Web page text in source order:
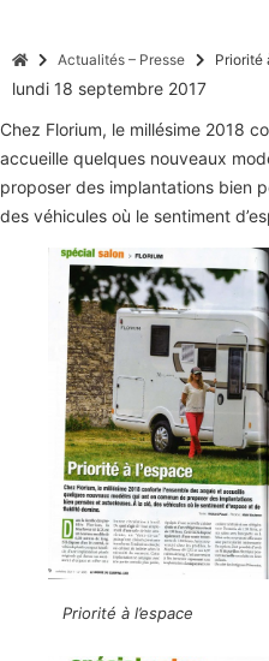
Actualités – Presse Priorité
lundi 18 septembre 2017
Chez Florium, le millésime 2018
accueille quelques nouveaux
proposer des implantations bien
des véhicules où le sentiment
Priorité à l’espace